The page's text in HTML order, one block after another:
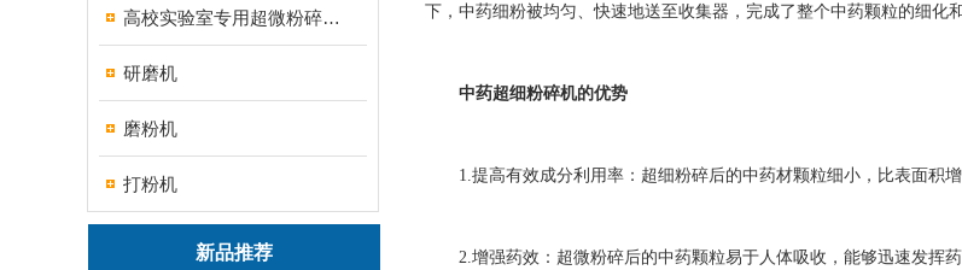
高校实验室专用超微粉碎机设备
研磨机
磨粉机
打粉机
新品推荐
下，中药细粉被均匀、快速地送至收集器，完成了整个中药颗粒的细化
中药超细粉碎机的优势
1.提高有效成分利用率：超细粉碎后的中药材颗粒细小，比表面积增
2.增强药效：超微粉碎后的中药颗粒易于人体吸收，能够迅速发挥